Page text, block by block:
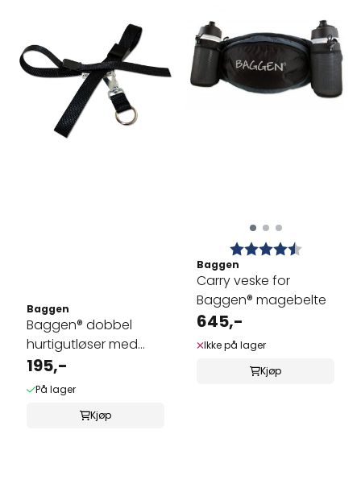
Baggen
Baggen® dobbel
hurtigutløser med
svivel
195,-
På lager
Kjøp
Karakter: 4.5 av 5
Baggen
Carry veske for
Baggen® magebelte
645,-
Ikke på lager
Kjøp